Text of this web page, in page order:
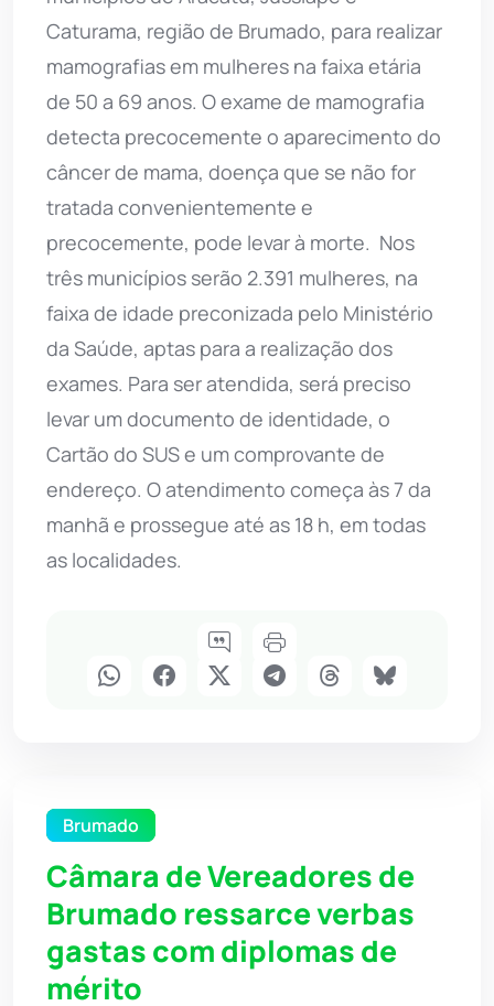
Caturama, região de Brumado, para realizar
mamografias em mulheres na faixa etária
de 50 a 69 anos. O exame de mamografia
detecta precocemente o aparecimento do
câncer de mama, doença que se não for
tratada convenientemente e
precocemente, pode levar à morte. Nos
três municípios serão 2.391 mulheres, na
faixa de idade preconizada pelo Ministério
da Saúde, aptas para a realização dos
exames. Para ser atendida, será preciso
levar um documento de identidade, o
Cartão do SUS e um comprovante de
endereço. O atendimento começa às 7 da
manhã e prossegue até as 18 h, em todas
as localidades.
Brumado
Câmara de Vereadores de
Brumado ressarce verbas
gastas com diplomas de
mérito